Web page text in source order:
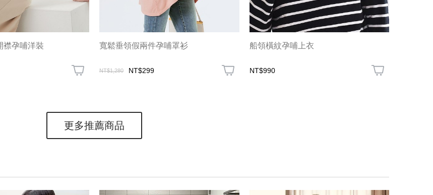
襟孕哺洋裝 寬鬆垂領假兩件孕哺罩衫
NT$1,280 NT$299
船領橫紋孕哺上衣
NT$990
更多推薦商品